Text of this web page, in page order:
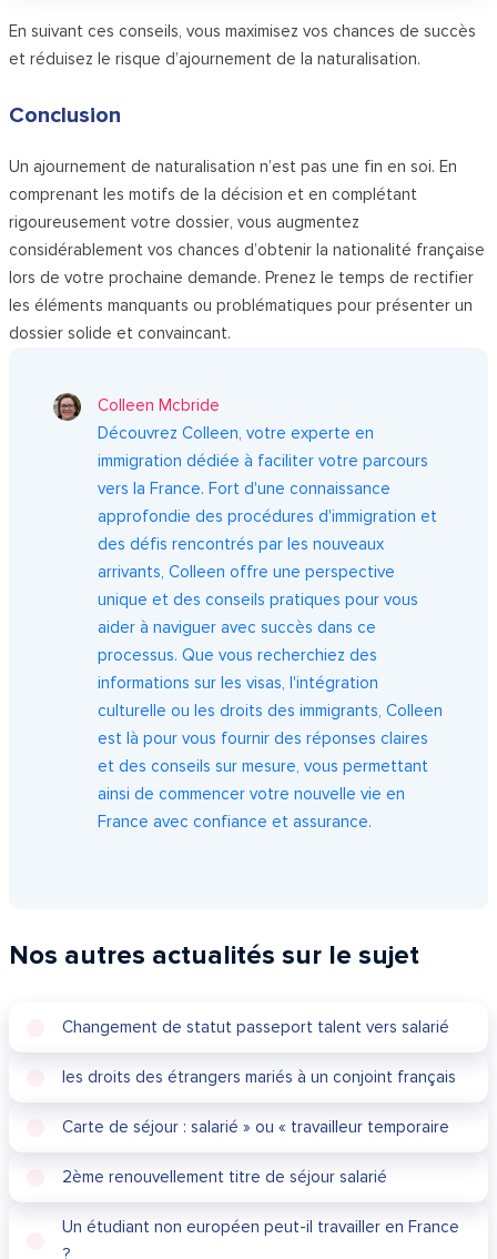
En suivant ces conseils, vous maximisez vos chances de succès
et réduisez le risque d’ajournement de la naturalisation.
Conclusion
Un ajournement de naturalisation n’est pas une fin en soi. En
comprenant les motifs de la décision et en complétant
rigoureusement votre dossier, vous augmentez
considérablement vos chances d’obtenir la nationalité française
lors de votre prochaine demande. Prenez le temps de rectifier
les éléments manquants ou problématiques pour présenter un
dossier solide et convaincant.
Colleen Mcbride
Découvrez Colleen, votre experte en
immigration dédiée à faciliter votre parcours
vers la France. Fort d'une connaissance
approfondie des procédures d'immigration et
des défis rencontrés par les nouveaux
arrivants, Colleen offre une perspective
unique et des conseils pratiques pour vous
aider à naviguer avec succès dans ce
processus. Que vous recherchiez des
informations sur les visas, l'intégration
culturelle ou les droits des immigrants, Colleen
est là pour vous fournir des réponses claires
et des conseils sur mesure, vous permettant
ainsi de commencer votre nouvelle vie en
France avec confiance et assurance.
Nos autres actualités sur le sujet
Changement de statut passeport talent vers salarié
les droits des étrangers mariés à un conjoint français
Carte de séjour : salarié » ou « travailleur temporaire
2ème renouvellement titre de séjour salarié
Un étudiant non européen peut-il travailler en France
?